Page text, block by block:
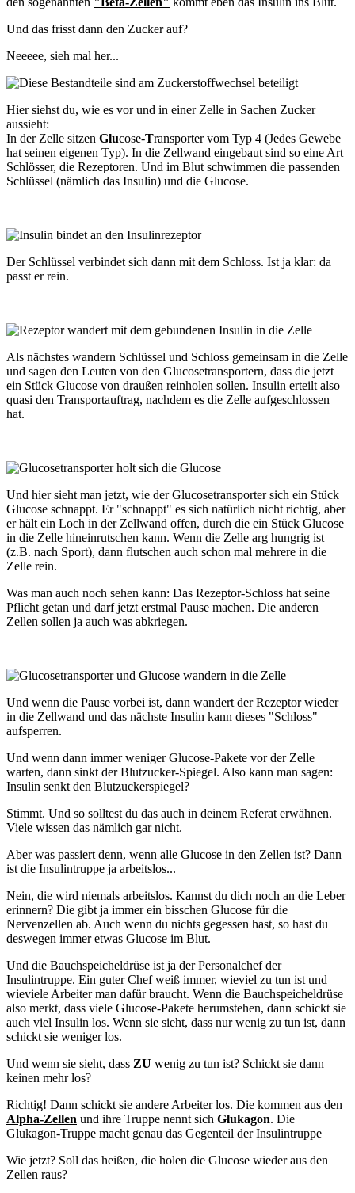
Und das frisst dann den Zucker auf?
Neeeee, sieh mal her...
Hier siehst du, wie es vor und in einer Zelle in Sachen Zucker
aussieht:
In der Zelle sitzen Glucose-Transporter vom Typ 4 (Jedes Gewebe
hat seinen eigenen Typ). In die Zellwand eingebaut sind so eine Art
Schlösser, die Rezeptoren. Und im Blut schwimmen die passenden
Schlüssel (nämlich das Insulin) und die Glucose.
Der Schlüssel verbindet sich dann mit dem Schloss. Ist ja klar: da
passt er rein.
Als nächstes wandern Schlüssel und Schloss gemeinsam in die Zelle
und sagen den Leuten von den Glucosetransportern, dass die jetzt
ein Stück Glucose von draußen reinholen sollen. Insulin erteilt also
quasi den Transportauftrag, nachdem es die Zelle aufgeschlossen
hat.
Und hier sieht man jetzt, wie der Glucosetransporter sich ein Stück
Glucose schnappt. Er "schnappt" es sich natürlich nicht richtig, aber
er hält ein Loch in der Zellwand offen, durch die ein Stück Glucose
in die Zelle hineinrutschen kann. Wenn die Zelle arg hungrig ist
(z.B. nach Sport), dann flutschen auch schon mal mehrere in die
Zelle rein.
Was man auch noch sehen kann: Das Rezeptor-Schloss hat seine
Pflicht getan und darf jetzt erstmal Pause machen. Die anderen
Zellen sollen ja auch was abkriegen.
Und wenn die Pause vorbei ist, dann wandert der Rezeptor wieder
in die Zellwand und das nächste Insulin kann dieses "Schloss"
aufsperren.
Und wenn dann immer weniger Glucose-Pakete vor der Zelle
warten, dann sinkt der Blutzucker-Spiegel. Also kann man sagen:
Insulin senkt den Blutzuckerspiegel?
Stimmt. Und so solltest du das auch in deinem Referat erwähnen.
Viele wissen das nämlich gar nicht.
Aber was passiert denn, wenn alle Glucose in den Zellen ist? Dann
ist die Insulintruppe ja arbeitslos...
Nein, die wird niemals arbeitslos. Kannst du dich noch an die Leber
erinnern? Die gibt ja immer ein bisschen Glucose für die
Nervenzellen ab. Auch wenn du nichts gegessen hast, so hast du
deswegen immer etwas Glucose im Blut.
Und die Bauchspeicheldrüse ist ja der Personalchef der
Insulintruppe. Ein guter Chef weiß immer, wieviel zu tun ist und
wieviele Arbeiter man dafür braucht. Wenn die Bauchspeicheldrüse
also merkt, dass viele Glucose-Pakete herumstehen, dann schickt sie
auch viel Insulin los. Wenn sie sieht, dass nur wenig zu tun ist, dann
schickt sie weniger los.
Und wenn sie sieht, dass ZU wenig zu tun ist? Schickt sie dann
keinen mehr los?
Richtig! Dann schickt sie andere Arbeiter los. Die kommen aus den
Alpha-Zellen und ihre Truppe nennt sich Glukagon. Die
Glukagon-Truppe macht genau das Gegenteil der Insulintruppe
Wie jetzt? Soll das heißen, die holen die Glucose wieder aus den
Zellen raus?